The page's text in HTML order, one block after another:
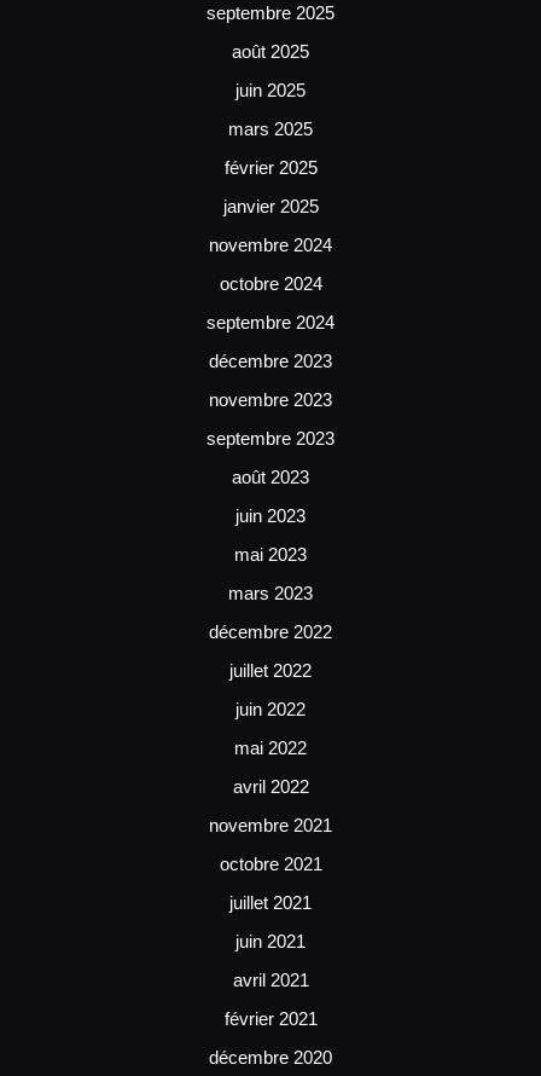
septembre 2025
août 2025
juin 2025
mars 2025
février 2025
janvier 2025
novembre 2024
octobre 2024
septembre 2024
décembre 2023
novembre 2023
septembre 2023
août 2023
juin 2023
mai 2023
mars 2023
décembre 2022
juillet 2022
juin 2022
mai 2022
avril 2022
novembre 2021
octobre 2021
juillet 2021
juin 2021
avril 2021
février 2021
décembre 2020